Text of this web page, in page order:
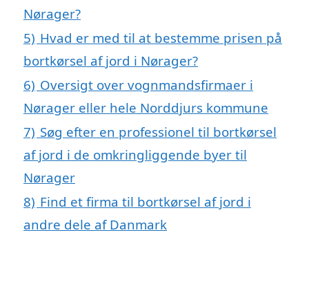
Nørager?
5) Hvad er med til at bestemme prisen på
bortkørsel af jord i Nørager?
6) Oversigt over vognmandsfirmaer i
Nørager eller hele Norddjurs kommune
7) Søg efter en professionel til bortkørsel
af jord i de omkringliggende byer til
Nørager
8) Find et firma til bortkørsel af jord i
andre dele af Danmark